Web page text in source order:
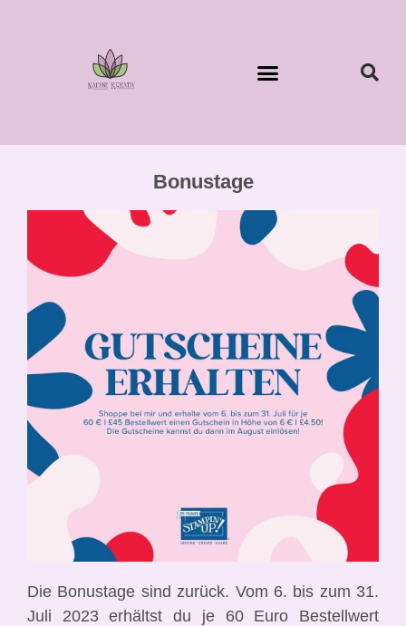
Bonustage
Die Bonustage sind zurück. Vom 6. bis zum 31.
Juli 2023 erhältst du je 60 Euro Bestellwert